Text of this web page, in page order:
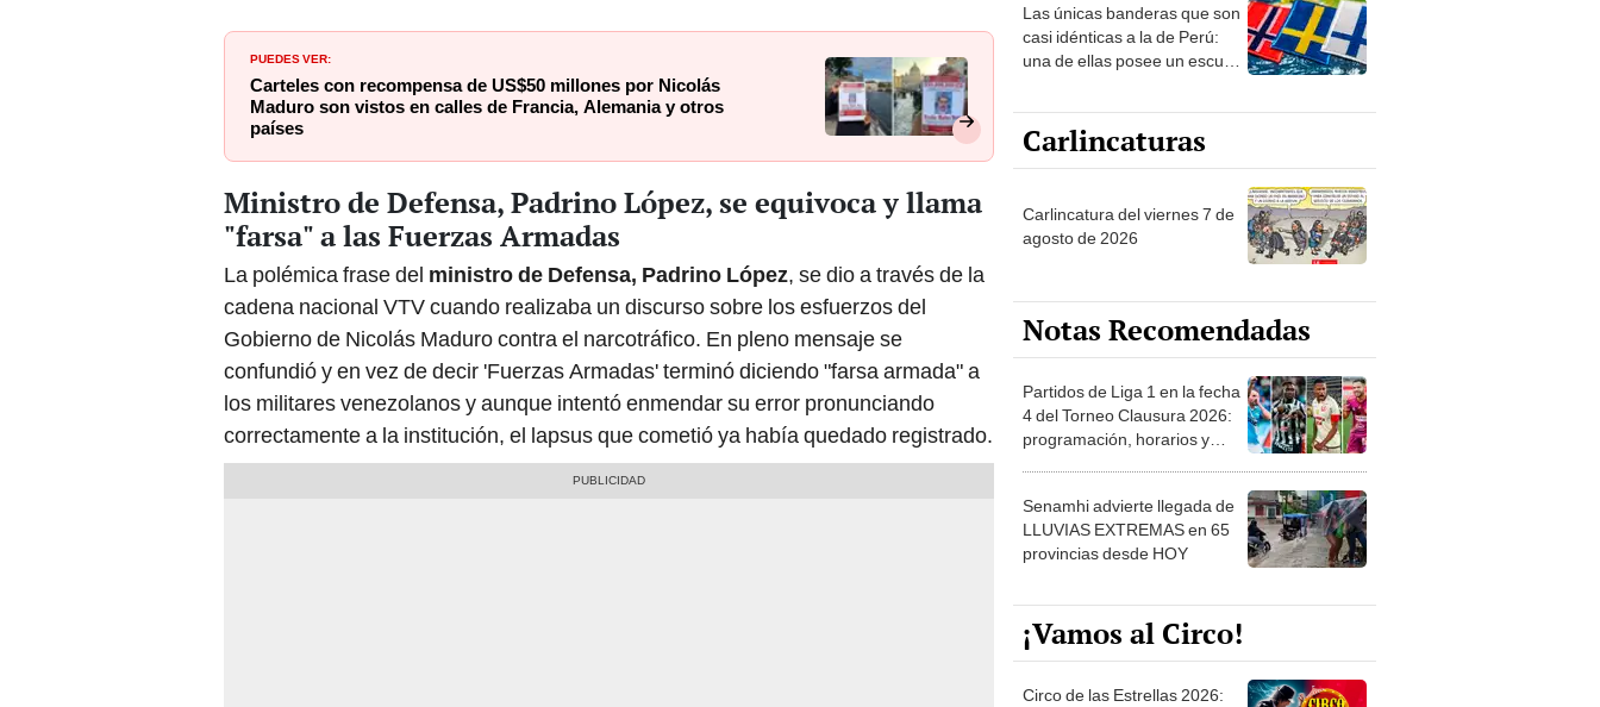
PUEDES VER:
Carteles con recompensa de US$50 millones por Nicolás
Maduro son vistos en calles de Francia, Alemania y otros
países
Ministro de Defensa, Padrino López, se equivoca y llama
"farsa" a las Fuerzas Armadas
La polémica frase del ministro de Defensa, Padrino López, se dio a través de la
cadena nacional VTV cuando realizaba un discurso sobre los esfuerzos del
Gobierno de Nicolás Maduro contra el narcotráfico. En pleno mensaje se
confundió y en vez de decir 'Fuerzas Armadas' terminó diciendo "farsa armada" a
los militares venezolanos y aunque intentó enmendar su error pronunciando
correctamente a la institución, el lapsus que cometió ya había quedado registrado.
Las únicas banderas que son
casi idénticas a la de Perú:
una de ellas posee un escudo
Carlincaturas
Carlincatura del viernes 7 de
agosto de 2026
Notas Recomendadas
Partidos de Liga 1 en la fecha
4 del Torneo Clausura 2026:
programación, horarios y
Senamhi advierte llegada de
LLUVIAS EXTREMAS en 65
provincias desde HOY
¡Vamos al Circo!
Circo de las Estrellas 2026: